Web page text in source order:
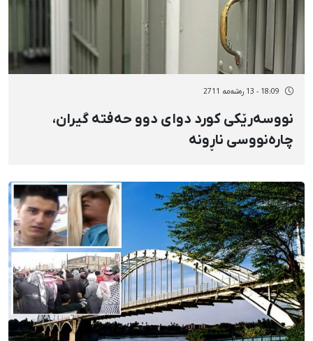
18:09 - 13 رەشەمه 2711
نووسەرێكی كورد دوای دوو حەفتە گیران،
چارەنووسی ناڕونە